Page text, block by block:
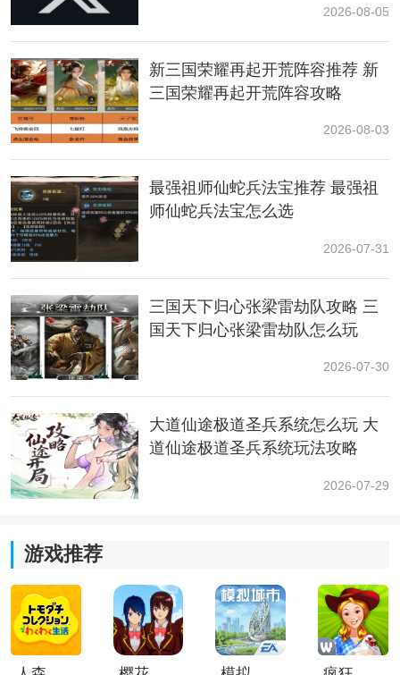
多少都是要看运气的。
2、一般来说黄色树叶的树掉落树脂的概率会高一些，有
时候打坏箱子也能爆出来树脂。
3、最后玩家在击杀敌人之后就可以掉落瘴气袍子、碎布
料以及其他随机物品。
4、击杀野生 动物有时候也能获得树脂，但并不是主要获
的，要看运气。
砍树相关：
1、砍树是会消耗工具的耐久值的，耐久值不够的时候摸
2、越好的工具砍树速度越快，但是要注意负重，毕竟砍
树掉的并不仅仅是树脂，还有木头。
2026-08-05
新三国荣耀再起开荒阵容推荐 新
三国荣耀再起开荒阵容攻略
2026-08-03
最强祖师仙蛇兵法宝推荐 最强祖
师仙蛇兵法宝怎么选
2026-07-31
三国天下归心张梁雷劫队攻略 三
国天下归心张梁雷劫队怎么玩
2026-07-30
大道仙途极道圣兵系统怎么玩 大
道仙途极道圣兵系统玩法攻略
2026-07-29
游戏推荐